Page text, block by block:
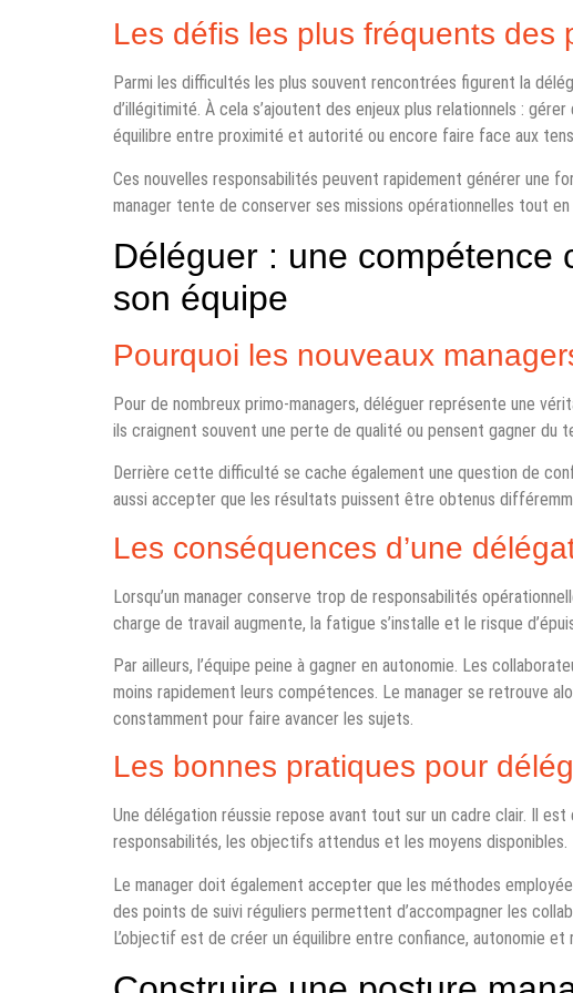
Les défis les plus fréquents des
Parmi les difficultés les plus souvent rencontrées figurent la
d’illégitimité. À cela s’ajoutent des enjeux plus relationnels :
équilibre entre proximité et autorité ou encore faire face aux
Ces nouvelles responsabilités peuvent rapidement générer une
manager tente de conserver ses missions opérationnelles tout en
Déléguer : une compétence
son équipe
Pourquoi les nouveaux
Pour de nombreux primo-managers, déléguer représente une
ils craignent souvent une perte de qualité ou pensent gagner du
Derrière cette difficulté se cache également une question de
aussi accepter que les résultats puissent être obtenus
Les conséquences d’une
Lorsqu’un manager conserve trop de responsabilités
charge de travail augmente, la fatigue s’installe et le risque
Par ailleurs, l’équipe peine à gagner en autonomie. Les
moins rapidement leurs compétences. Le manager se retrouve
constamment pour faire avancer les sujets.
Les bonnes pratiques pour
Une délégation réussie repose avant tout sur un cadre clair. Il
responsabilités, les objectifs attendus et les moyens disponibles.
Le manager doit également accepter que les méthodes
des points de suivi réguliers permettent d’accompagner les
L’objectif est de créer un équilibre entre confiance, autonomie et